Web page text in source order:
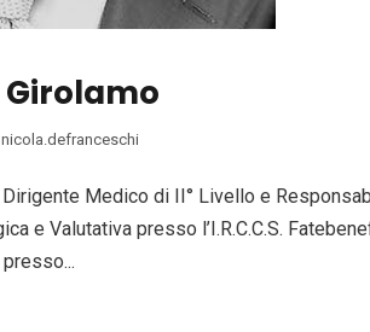
nicola.defranceschi
Medico di II° Livello e
e Valutativa presso l’I.R.C.C.S.